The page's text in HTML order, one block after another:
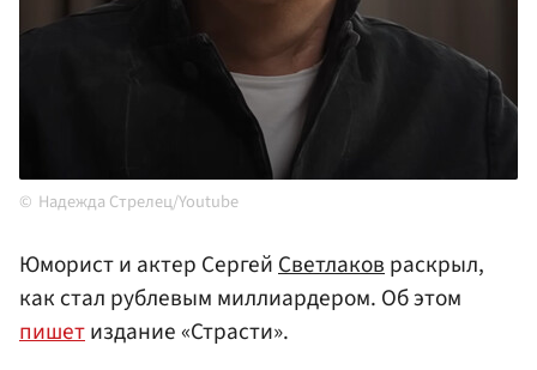
Надежда Стрелец/Youtube
Юморист и актер СергейСветлаковраскрыл,
как стал рублевым миллиардером. Об этом
пишетиздание «Страсти».